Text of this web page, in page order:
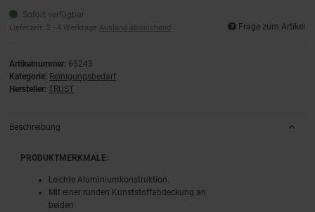
Sofort verfügbar
Lieferzeit: 2 - 4 Werktage Ausland abweichend Frage zum Artikel
Artikelnummer: 65243
Kategorie: Reinigungsbedarf
Hersteller: TRUST
Beschreibung
PRODUKTMERKMALE:
Leichte Aluminiumkonstruktion.
Mit einer runden Kunststoffabdeckung an
beiden